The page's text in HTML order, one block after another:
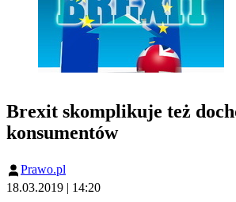
Brexit skomplikuje też
konsumentów
Prawo.pl
18.03.2019 | 14:20